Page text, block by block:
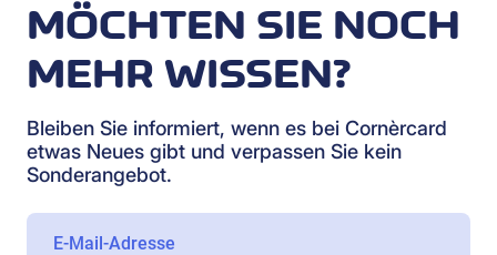
MÖCHTEN SIE NOCH
MEHR WISSEN?
Bleiben Sie informiert, wenn es bei Cornèrcard
etwas Neues gibt und verpassen Sie kein
Sonderangebot.